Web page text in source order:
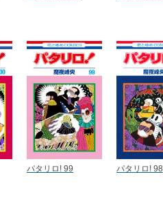
パタリロ! 99 パタリロ! 98